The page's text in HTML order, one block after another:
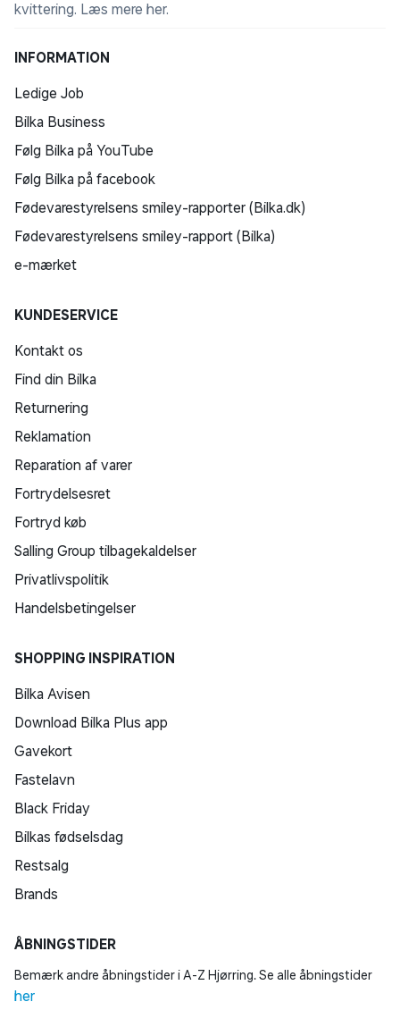
kvittering. Læs mere her.
INFORMATION
Ledige Job
Bilka Business
Følg Bilka på YouTube
Følg Bilka på facebook
Fødevarestyrelsens smiley-rapporter (Bilka.dk)
Fødevarestyrelsens smiley-rapport (Bilka)
e-mærket
KUNDESERVICE
Kontakt os
Find din Bilka
Returnering
Reklamation
Reparation af varer
Fortrydelsesret
Fortryd køb
Salling Group tilbagekaldelser
Privatlivspolitik
Handelsbetingelser
SHOPPING INSPIRATION
Bilka Avisen
Download Bilka Plus app
Gavekort
Fastelavn
Black Friday
Bilkas fødselsdag
Restsalg
Brands
ÅBNINGSTIDER
Bemærk andre åbningstider i A-Z Hjørring. Se alle åbningstider
her